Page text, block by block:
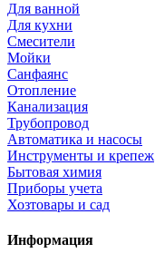
Для ванной
Для кухни
Смесители
Мойки
Санфаянс
Отопление
Канализация
Трубопровод
Автоматика и насосы
Инструменты и крепеж
Бытовая химия
Приборы учета
Хозтовары и сад
Информация